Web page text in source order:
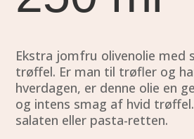
Ekstra jomfru olivenolie med
trøffel. Er man til trøfler og
hverdagen, er denne olie en
og intens smag af hvid
salaten eller pasta-retten.